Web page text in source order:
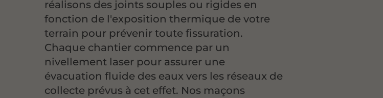
réalisons des joints souples ou rigides en
fonction de l'exposition thermique de votre
terrain pour prévenir toute fissuration.
Chaque chantier commence par un
nivellement laser pour assurer une
évacuation fluide des eaux vers les réseaux de
collecte prévus à cet effet. Nos maçons